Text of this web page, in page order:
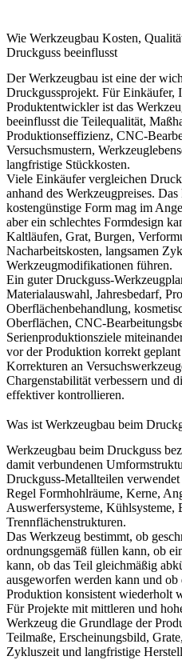
Wie Werkzeugbau Kosten,
Druckguss beeinflusst
Der Werkzeugbau ist eine der
Druckgussprojekt. Für Einkäufer,
Produktentwickler ist das
beeinflusst die Teilequalität,
Produktionseffizienz, CNC-
Versuchsmustern,
langfristige Stückkosten.
Viele Einkäufer vergleichen
anhand des Werkzeugpreises.
kostengünstige Form mag im
aber ein schlechtes Formdesign
Kaltläufen, Grat, Burgen,
Nacharbeitskosten, langsamen
Werkzeugmodifikationen führen.
Ein guter Druckguss-
Materialauswahl, Jahresbedarf,
Oberflächenbehandlung,
Oberflächen, CNC-
Serienproduktionsziele
vor der Produktion korrekt
Korrekturen an
Chargenstabilität verbessern und
effektiver kontrollieren.
Was ist Werkzeugbau beim
Werkzeugbau beim Druckguss
damit verbundenen
Druckguss-Metallteilen
Regel Formhohlräume, Kerne,
Auswerfersysteme, Kühlsysteme,
Trennflächenstrukturen.
Das Werkzeug bestimmt, ob
ordnungsgemäß füllen kann, ob
kann, ob das Teil gleichmäßig
ausgeworfen werden kann und ob
Produktion konsistent wiederholt
Für Projekte mit mittleren und
Werkzeug die Grundlage der
Teilmaße, Erscheinungsbild,
Zykluszeit und langfristige